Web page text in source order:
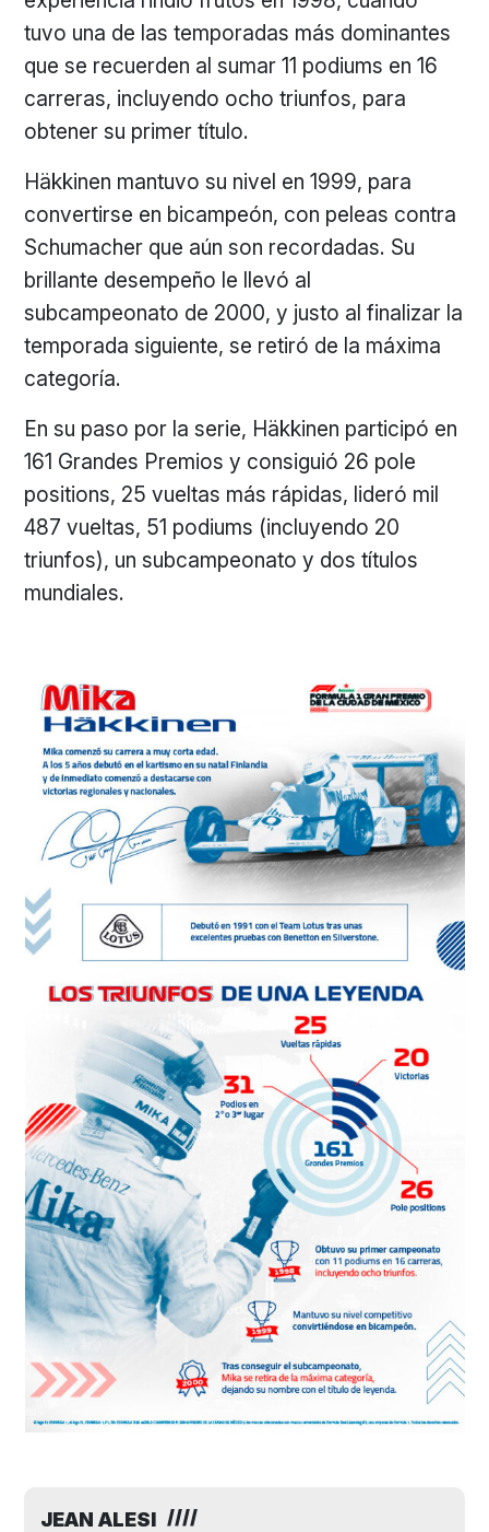
tuvo una de las temporadas más dominantes
que se recuerden al sumar 11 podiums en 16
carreras, incluyendo ocho triunfos, para
obtener su primer título.
Häkkinen mantuvo su nivel en 1999, para
convertirse en bicampeón, con peleas contra
Schumacher que aún son recordadas. Su
brillante desempeño le llevó al
subcampeonato de 2000, y justo al finalizar la
temporada siguiente, se retiró de la máxima
categoría.
En su paso por la serie, Häkkinen participó en
161 Grandes Premios y consiguió 26 pole
positions, 25 vueltas más rápidas, lideró mil
487 vueltas, 51 podiums (incluyendo 20
triunfos), un subcampeonato y dos títulos
mundiales.
JEAN ALESI